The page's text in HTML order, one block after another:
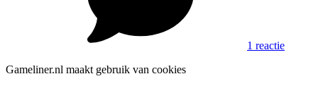
1 reactie
Gameliner.nl maakt gebruik van cookies